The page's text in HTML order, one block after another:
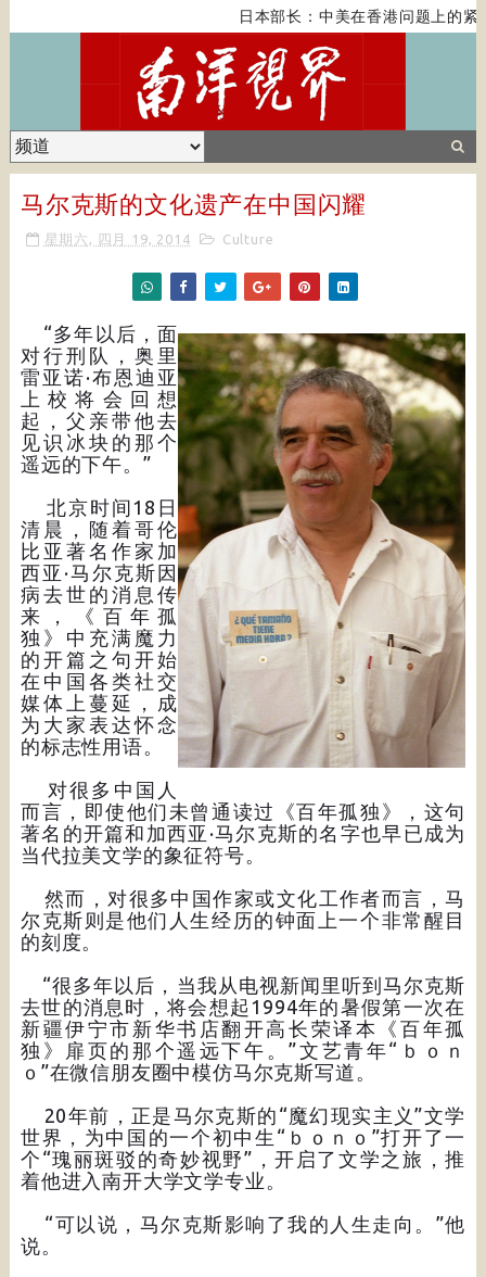
日本部长：中美在香港问题上的紧张
马尔克斯的文化遗产在中国闪耀
星期六, 四月 19, 2014 Culture
“多年以后，面
对行刑队，奥里
雷亚诺·布恩迪亚
上校将会回想
起，父亲带他去
见识冰块的那个
遥远的下午。”
北京时间18日
清晨，随着哥伦
比亚著名作家加
西亚·马尔克斯因
病去世的消息传
来，《百年孤
独》中充满魔力
的开篇之句开始
在中国各类社交
媒体上蔓延，成
为大家表达怀念
的标志性用语。
对很多中国人
而言，即使他们未曾通读过《百年孤独》，这句
著名的开篇和加西亚·马尔克斯的名字也早已成为
当代拉美文学的象征符号。
然而，对很多中国作家或文化工作者而言，马
尔克斯则是他们人生经历的钟面上一个非常醒目
的刻度。
“很多年以后，当我从电视新闻里听到马尔克斯
去世的消息时，将会想起1994年的暑假第一次在
新疆伊宁市新华书店翻开高长荣译本《百年孤
独》扉页的那个遥远下午。”文艺青年“ｂｏｎ
ｏ”在微信朋友圈中模仿马尔克斯写道。
20年前，正是马尔克斯的“魔幻现实主义”文学
世界，为中国的一个初中生“ｂｏｎｏ”打开了一
个“瑰丽斑驳的奇妙视野”，开启了文学之旅，推
着他进入南开大学文学专业。
“可以说，马尔克斯影响了我的人生走向。”他
说。